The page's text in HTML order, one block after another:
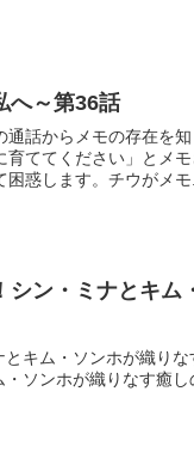
へ～第36話
話からメモの存在を
ててください」とメ
困惑します。チウがメモ
シン・ミナとキム
キム・ソンホが織り
ソンホが織りなす癒し